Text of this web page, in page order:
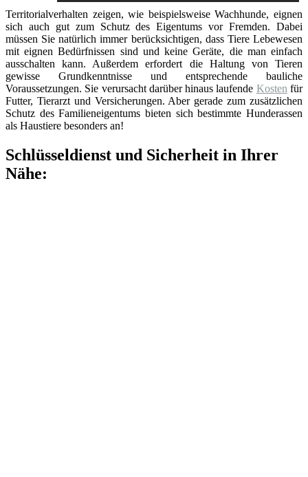
Territorialverhalten zeigen, wie beispielsweise Wachhunde, eignen
sich auch gut zum Schutz des Eigentums vor Fremden. Dabei
müssen Sie natürlich immer berücksichtigen, dass Tiere Lebewesen
mit eignen Bedürfnissen sind und keine Geräte, die man einfach
ausschalten kann. Außerdem erfordert die Haltung von Tieren
gewisse Grundkenntnisse und entsprechende bauliche
Voraussetzungen. Sie verursacht darüber hinaus laufende Kosten für
Futter, Tierarzt und Versicherungen. Aber gerade zum zusätzlichen
Schutz des Familieneigentums bieten sich bestimmte Hunderassen
als Haustiere besonders an!
Schlüsseldienst und Sicherheit in Ihrer
Nähe: